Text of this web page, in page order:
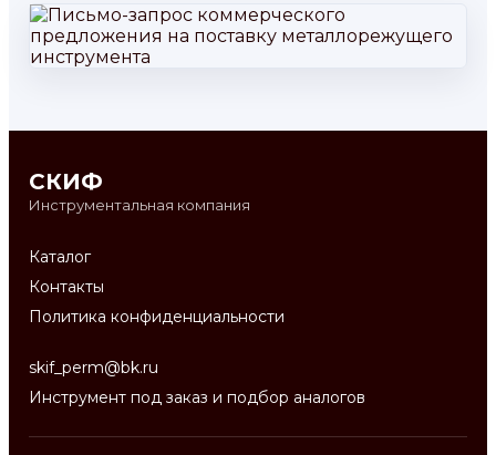
СКИФ
Инструментальная компания
Каталог
Контакты
Политика конфиденциальности
skif_perm@bk.ru
Инструмент под заказ и подбор аналогов